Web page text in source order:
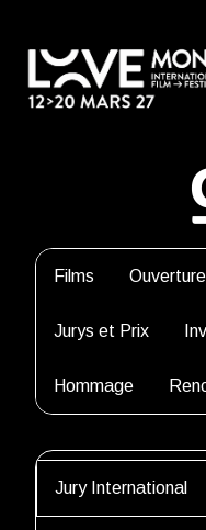
Films
Jurys et Prix
Hommage
Jury International